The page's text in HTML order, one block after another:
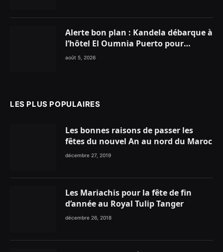
Alerte bon plan : Kandela débarque à
l’hôtel El Oumnia Puerto pour
enflammer le Chiringuito Malibu
août 5, 2026
LES PLUS POPULAIRES
Les bonnes raisons de passer les
fêtes du nouvel An au nord du Maroc
décembre 27, 2019
Les Mariachis pour la fête de fin
d’année au Royal Tulip Tanger
décembre 26, 2018